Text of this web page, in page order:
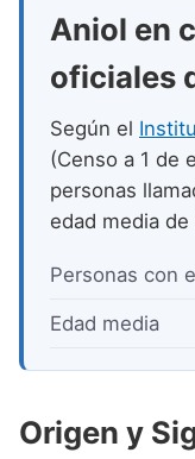
Nombres
Nombres
Nombres
Nombres
Nombres
Nombres
Nombres
Aniol en
oficiales
Según el
(Censo a 1 de
personas
edad media de
Personas con
Edad media
Origen y